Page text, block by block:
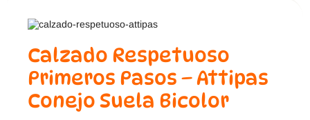
Calzado Respetuoso
Primeros Pasos – Attipas
Conejo Suela Bicolor